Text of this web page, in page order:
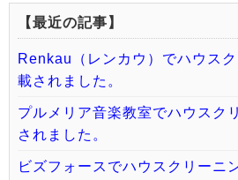
【最近の記事】
Renkau（レンカウ）でハウス
載されました。
プルメリア音楽教室でハウスク
されました。
ビズフォースでハウスクリーニ